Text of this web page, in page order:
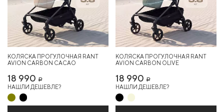
КОЛЯСКА ПРОГУЛОЧНАЯ RANT
AVION СARBON CACAO
18 990 Р
НАШЛИ ДЕШЕВЛЕ?
КОЛЯСКА ПРОГУЛОЧНАЯ RANT
AVION СARBON OLIVE
18 990 Р
НАШЛИ ДЕШЕВЛЕ?